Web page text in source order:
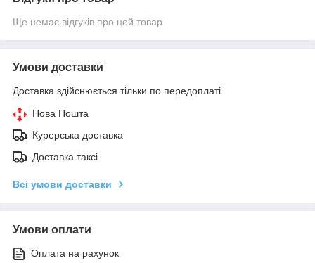
Ще немає відгуків про цей товар
Умови доставки
Доставка здійснюється тільки по передоплаті.
Нова Пошта
Курерська доставка
Доставка таксі
Всі умови доставки
Умови оплати
Оплата на рахунок